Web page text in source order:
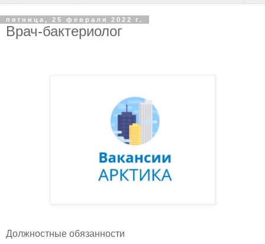
пятница, 25 февраля 2022 г.
Врач-бактериолог
Должностные обязанности